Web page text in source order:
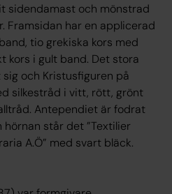
sidendamast och mönstrad
Framsidan har en applicerad
tio grekiska kors med
kors i gult band. Det stora
och Kristusfiguren på
silkestråd i vitt, rött, grönt
Antependiet är fodrat
står det ”Textilier
A.Ö” med svart bläck.